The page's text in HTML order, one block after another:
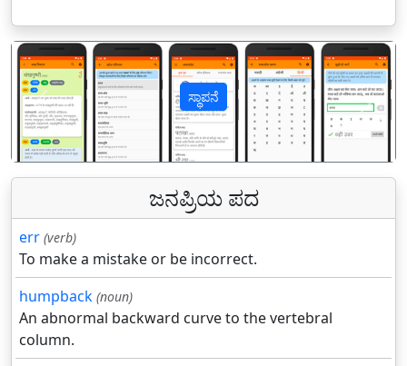
ಸ್ಥಾಪನೆ
पिछला
ಜನಪ್ರಿಯ ಪದ
err (verb)
To make a mistake or be incorrect.
humpback (noun)
An abnormal backward curve to the vertebral
column.